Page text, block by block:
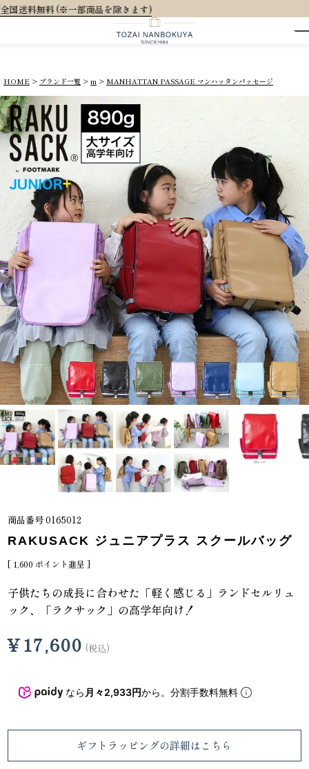
HOME ブランド一覧 m MANHATTAN PASSAGE マンハッタンパッセージ
商品番号0165012
RAKUSACK ジュニアプラス スクールバッグ
[ 1,600 ポイント進呈 ]
子供たちの成長に合わせた「軽く感じる」ランドセルリュ
ック、「ラクサック」の高学年向け！
¥17,600 税込
なら 月々2,933円から。分割手数料無料
ギフトラッピングの詳細はこちら